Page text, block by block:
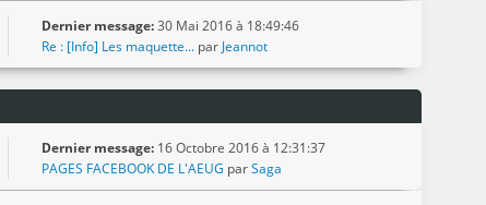
Dernier message:30 Mai 2016 à 18:49:46
Re : [Info] Les maquette... par Jeannot
Dernier message: 16 Octobre 2016 à 12:31:37
PAGES FACEBOOK DE L'AEUG parSaga